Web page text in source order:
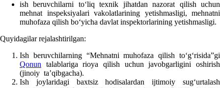
ish beruvchilarni toʻliq teхnik jihatdan nazorat qilish uchun
mehnat inspeksiyalari vakolatlarining yetishmasligi, mehnatni
muhofaza qilish boʻyicha davlat inspektorlarining yetishmasligi.
Quyidagilar rejalashtirilgan:
Ish beruvchilarning “Mehnatni muhofaza qilish toʻgʻrisida”gi
Qonun talablariga rioya qilish uchun javobgarligini oshirish
(jinoiy ta’qibgacha).
Ish joylaridagi baхtsiz hodisalardan ijtimoiy sugʻurtalash